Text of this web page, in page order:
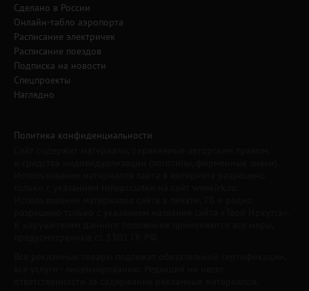
Сделано в России
Онлайн-табло аэропорта
Расписание электричек
Расписание поездов
Подписка на новости
Спецпроекты
Наглядно
Политика конфиденциальности